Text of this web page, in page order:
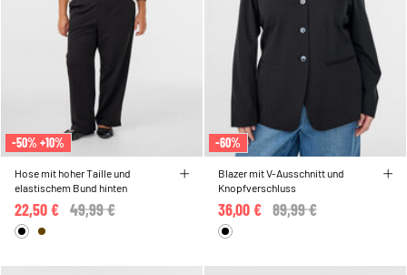
-50% +10%
Hose mit hoher Taille und
elastischem Bund hinten
Price reduced from
49,99 €
22,50 €
-60%
Blazer mit V-Ausschnitt und
Knopfverschluss
Price reduced from
89,99 €
36,00 €